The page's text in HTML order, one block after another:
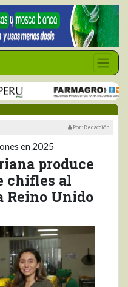
Por: Redacción
en 2025
produce
chifles al
Reino Unido